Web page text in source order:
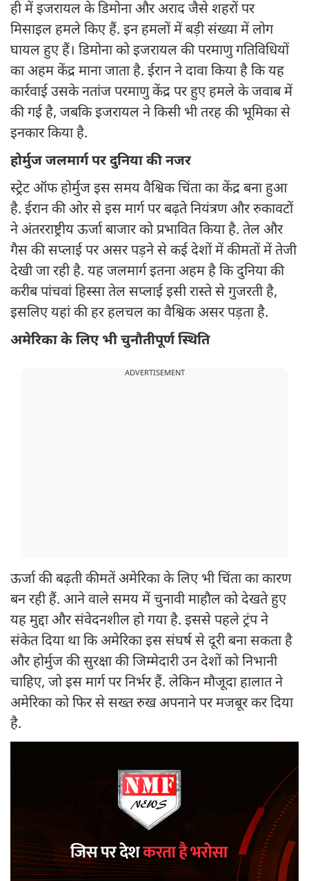
ही में इजरायल के डिमोना और अराद जैसे शहरों पर
मिसाइल हमले किए हैं. इन हमलों में बड़ी संख्या में लोग
घायल हुए हैं। डिमोना को इजरायल की परमाणु गतिविधियों
का अहम केंद्र माना जाता है. ईरान ने दावा किया है कि यह
कार्रवाई उसके नतांज परमाणु केंद्र पर हुए हमले के जवाब में
की गई है, जबकि इजरायल ने किसी भी तरह की भूमिका से
इनकार किया है.
होर्मुज जलमार्ग पर दुनिया की नजर
स्ट्रेट ऑफ होर्मुज इस समय वैश्विक चिंता का केंद्र बना हुआ
है. ईरान की ओर से इस मार्ग पर बढ़ते नियंत्रण और रुकावटों
ने अंतरराष्ट्रीय ऊर्जा बाजार को प्रभावित किया है. तेल और
गैस की सप्लाई पर असर पड़ने से कई देशों में कीमतों में तेजी
देखी जा रही है. यह जलमार्ग इतना अहम है कि दुनिया की
करीब पांचवां हिस्सा तेल सप्लाई इसी रास्ते से गुजरती है,
इसलिए यहां की हर हलचल का वैश्विक असर पड़ता है.
अमेरिका के लिए भी चुनौतीपूर्ण स्थिति
ADVERTISEMENT
ऊर्जा की बढ़ती कीमतें अमेरिका के लिए भी चिंता का कारण
बन रही हैं. आने वाले समय में चुनावी माहौल को देखते हुए
यह मुद्दा और संवेदनशील हो गया है. इससे पहले ट्रंप ने
संकेत दिया था कि अमेरिका इस संघर्ष से दूरी बना सकता है
और होर्मुज की सुरक्षा की जिम्मेदारी उन देशों को निभानी
चाहिए, जो इस मार्ग पर निर्भर हैं. लेकिन मौजूदा हालात ने
अमेरिका को फिर से सख्त रुख अपनाने पर मजबूर कर दिया
है.